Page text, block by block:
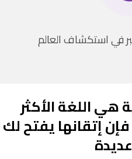
في استكشاف العالم
هي اللغة الأكثر
إتقانها يفتح لك
عديدة